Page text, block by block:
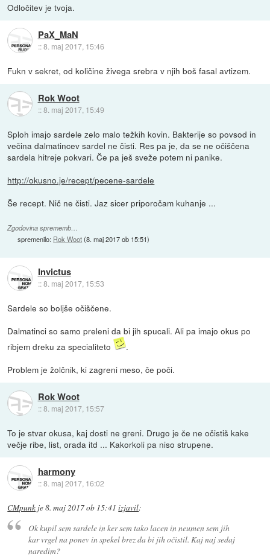
Odločitev je tvoja.
PaX_MaN
::8. maj 2017, 15:46
Fukn v sekret, od količine živega srebra v njih boš fasal avtizem.
Rok Woot
::8. maj 2017, 15:49
Sploh imajo sardele zelo malo težkih kovin. Bakterije so povsod in
večina dalmatincev sardel ne čisti. Res pa je, da se ne očiščena
sardela hitreje pokvari. Če pa ješ sveže potem ni panike.
http://okusno.je/recept/pecene-sardele
Še recept. Nič ne čisti. Jaz sicer priporočam kuhanje ...
Zgodovina sprememb…
spremenilo: Rok Woot(8. maj 2017 ob 15:51)
Invictus
::8. maj 2017, 15:53
Sardele so boljše očiščene.
Dalmatinci so samo preleni da bi jih spucali. Ali pa imajo okus po
ribjem dreku za specialiteto
.
Problem je žolčnik, ki zagreni meso, če poči.
Rok Woot
::8. maj 2017, 15:57
To je stvar okusa, kaj dosti ne greni. Drugo je če ne očistiš kake
večje ribe, list, orada itd ... Kakorkoli pa niso strupene.
harmony
::8. maj 2017, 16:02
CMpunk je8. maj 2017 ob 15:41 izjavil:
Ok kupil sem sardele in ker sem tako lacen in neumen sem jih
kar vrgel na ponev in spekel brez da bi jih očistil. Kaj naj sedaj
naredim?